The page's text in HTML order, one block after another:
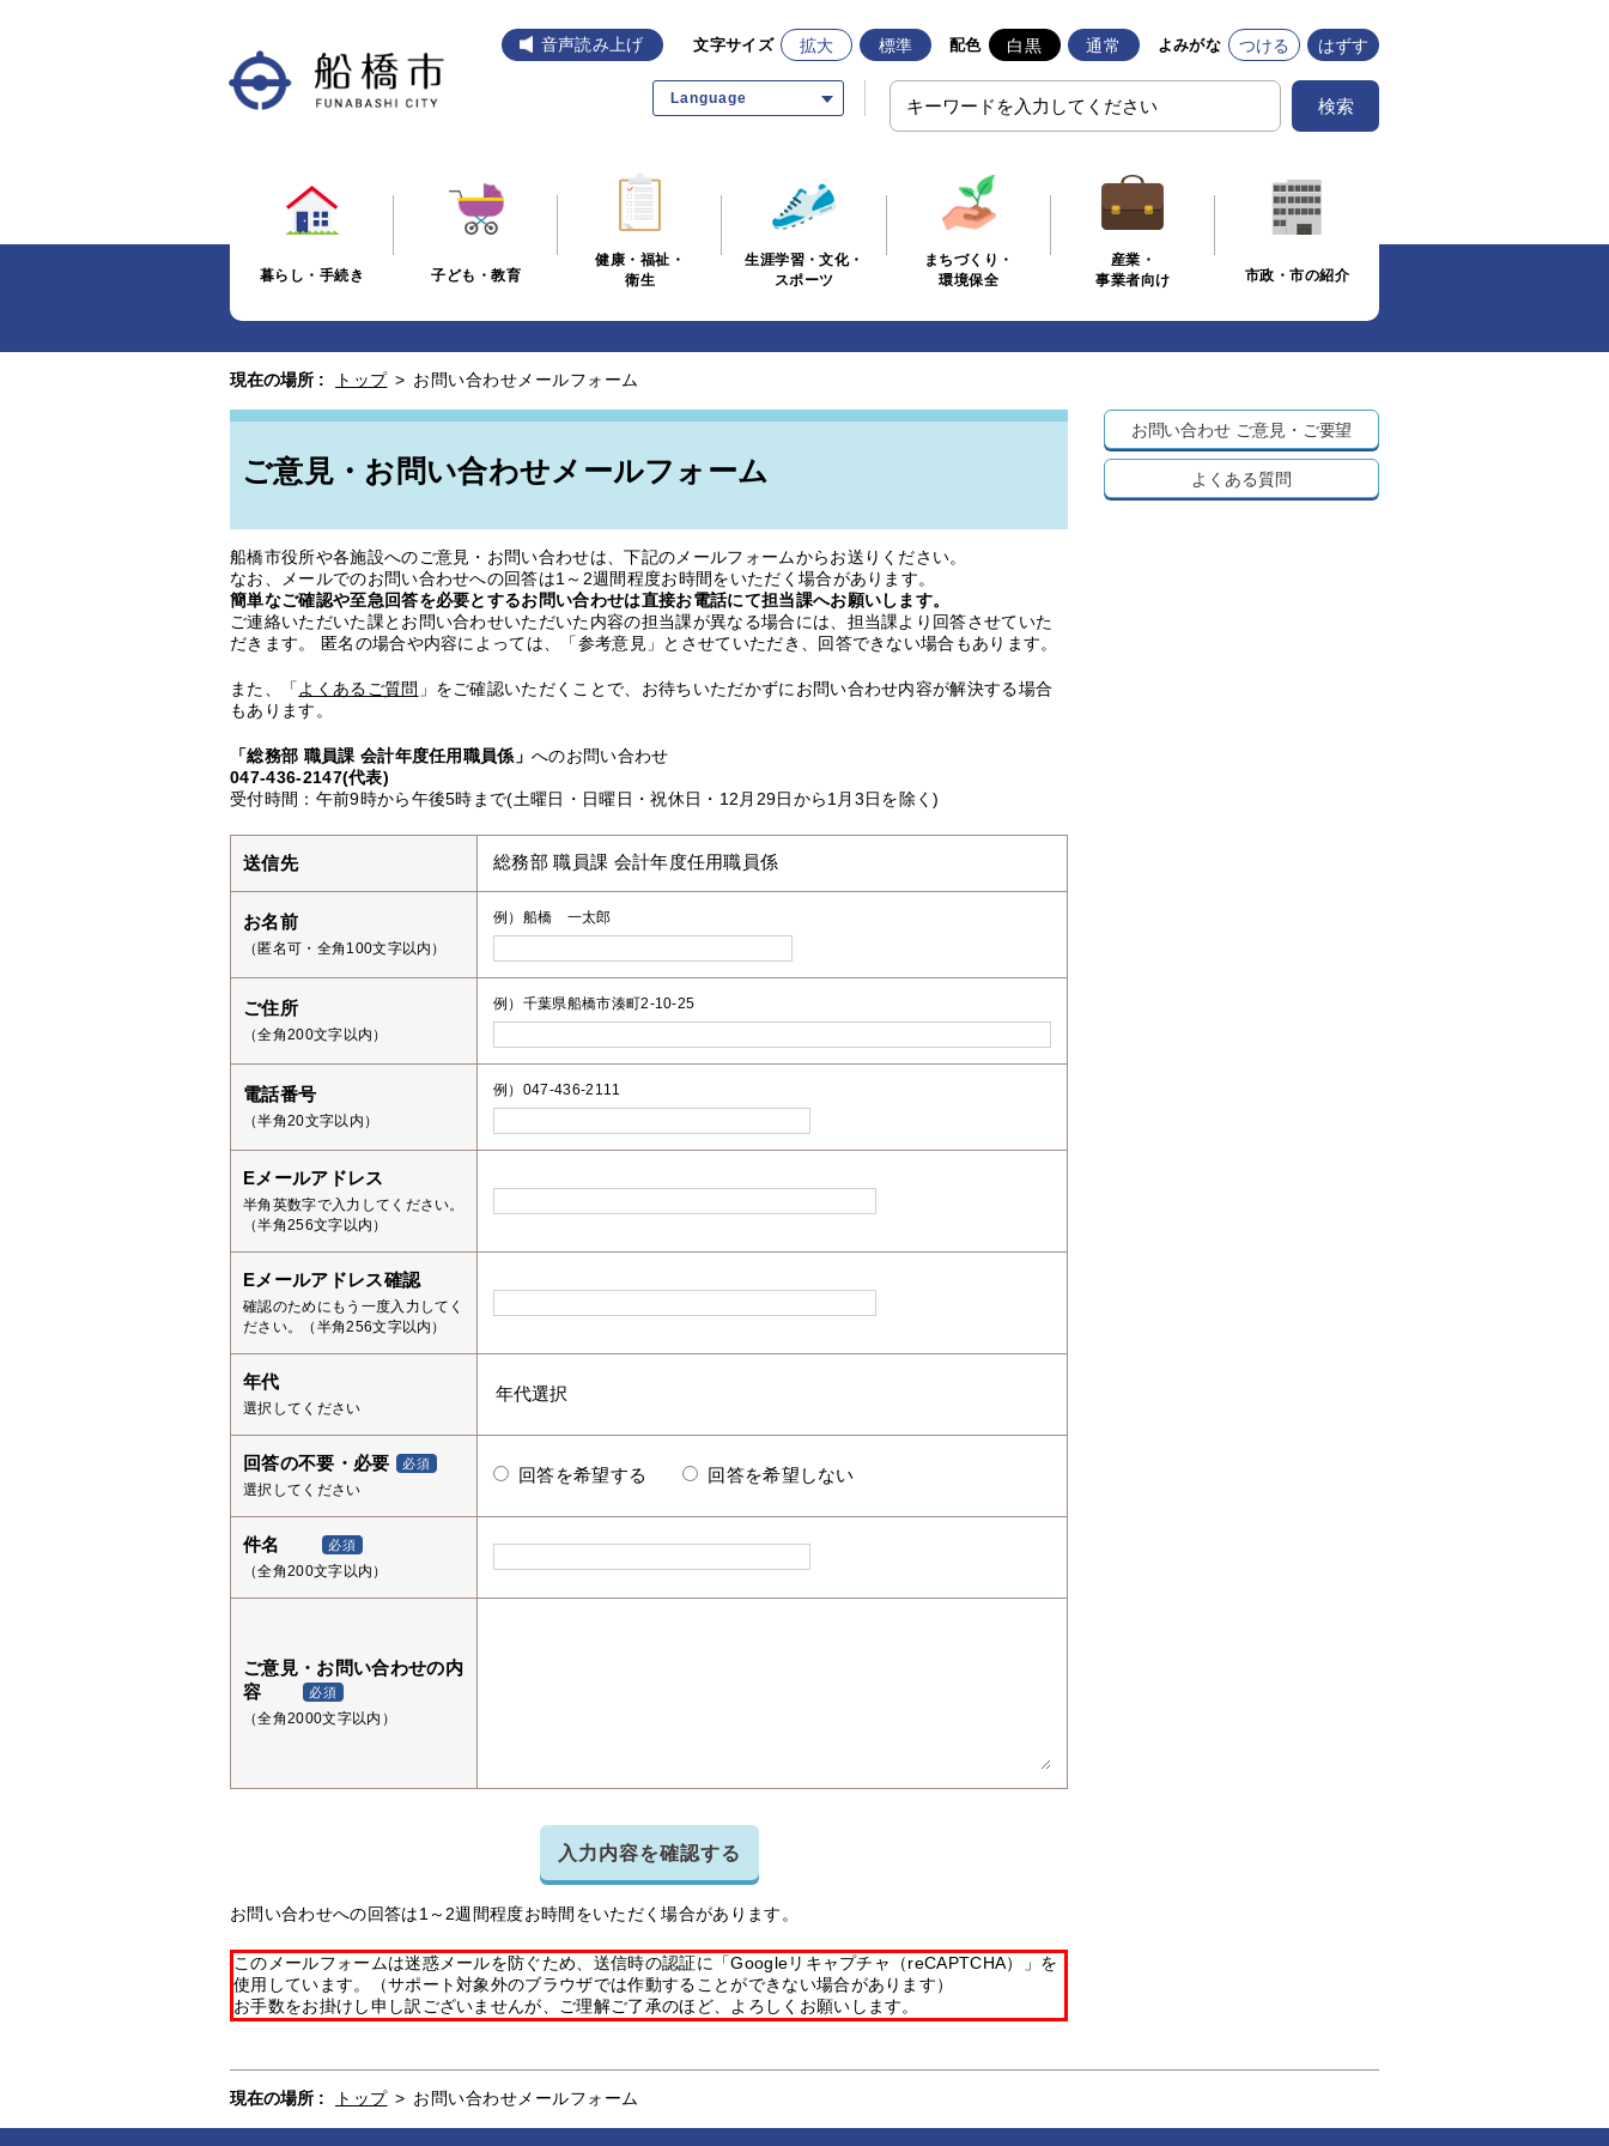
音声読み上げ 文字サイズ 拡大 標準 配色 白黒 通常 よみがな つける はずす
Language 検索
暮らし・手続き 子ども・教育
健康・福祉・
衛生
生涯学習・文化・
スポーツ
まちづくり・
環境保全
産業・
事業者向け
市政・市の紹介
現在の場所 : トップ > お問い合わせメールフォーム
ご意見・お問い合わせメールフォーム
船橋市役所や各施設へのご意見・お問い合わせは、下記のメールフォームからお送りください。
なお、メールでのお問い合わせへの回答は1～2週間程度お時間をいただく場合があります。
簡単なご確認や至急回答を必要とするお問い合わせは直接お電話にて担当課へお願いします。
ご連絡いただいた課とお問い合わせいただいた内容の担当課が異なる場合には、担当課より回答させていた
だきます。 匿名の場合や内容によっては、「参考意見」とさせていただき、回答できない場合もあります。
また、「 よくあるご質問 」をご確認いただくことで、お待ちいただかずにお問い合わせ内容が解決する場合
もあります。
「総務部 職員課 会計年度任用職員係」へのお問い合わせ
047-436-2147(代表)
受付時間：午前9時から午後5時まで(土曜日・日曜日・祝休日・12月29日から1月3日を除く)
送信先 総務部 職員課 会計年度任用職員係
お名前
（匿名可・全角100文字以内）
例）船橋 一太郎
ご住所
（全角200文字以内）
例）千葉県船橋市湊町2-10-25
電話番号
（半角20文字以内）
例）047-436-2111
Eメールアドレス
半角英数字で入力してください。
（半角256文字以内）
Eメールアドレス確認
確認のためにもう一度入力してく
ださい。（半角256文字以内）
年代
選択してください
回答の不要・必要 必須
選択してください
回答を希望する 回答を希望しない
件名 必須
（全角200文字以内）
ご意見・お問い合わせの内
容
必須
（全角2000文字以内）
入力内容を確認する
お問い合わせへの回答は1～2週間程度お時間をいただく場合があります。
このメールフォームは迷惑メールを防ぐため、送信時の認証に「Googleリキャプチャ（reCAPTCHA）」を
使用しています。（サポート対象外のブラウザでは作動することができない場合があります）
お手数をお掛けし申し訳ございませんが、ご理解ご了承のほど、よろしくお願いします。
お問い合わせ ご意見・ご要望
よくある質問
現在の場所 : トップ > お問い合わせメールフォーム